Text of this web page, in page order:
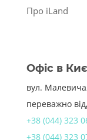
Про iLand
Офіс в
вул.
переважно
+38 (044) 323
+38 (044) 323